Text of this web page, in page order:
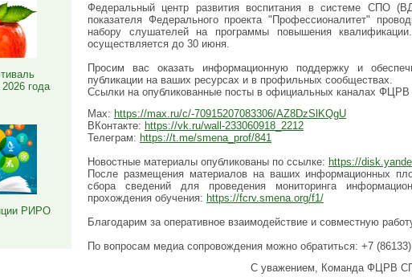
года
РИРО
Федеральный центр развития воспитания в системе СПО
показателя Федерального проекта "Профессионалитет"
набору слушателей на программы повышения
осуществляется до 30 июня.
Просим вас оказать информационную поддержку и
публикации на ваших ресурсах и в профильных сообществах.
Ссылки на опубликованные посты в официальных каналах
Max: https://max.ru/c/-70915207083306/AZ8DzSlKQgU
ВКонтакте: https://vk.ru/wall-233060918_2212
Телеграм: https://t.me/smena_prof/841
Новостные материалы опубликованы по ссылке: https://
После размещения материалов на ваших информационных
сбора сведений для проведения мониторинга
прохождения обучения: https://fcrv.smena.org/f1/
Благодарим за оперативное взаимодействие и совместную
По вопросам медиа сопровождения можно обратиться: +7
С уважением, Команда ФЦРВ